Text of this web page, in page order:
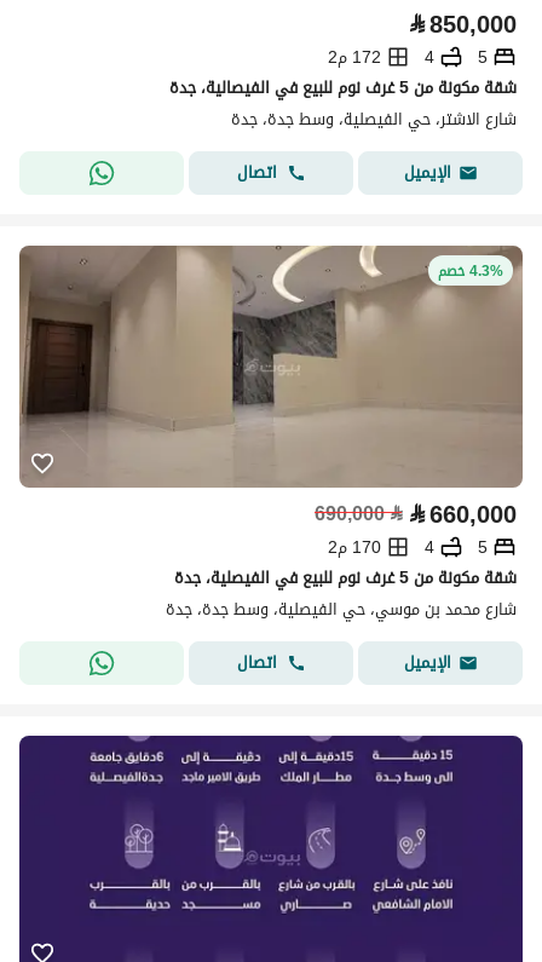
⃁850,000
5
4
172 م2
شقة مكونة من 5 غرف نوم للبيع في الفيصالية، جدة
شارع الاشتر، حي الفيصلية، وسط جدة، جدة
الإيميل
اتصال
4.3% خصم
⃁660,000
⃁
690,000
5
4
170 م2
شقة مكونة من 5 غرف نوم للبيع في الفيصلية، جدة
شارع محمد بن موسي، حي الفيصلية، وسط جدة، جدة
الإيميل
اتصال